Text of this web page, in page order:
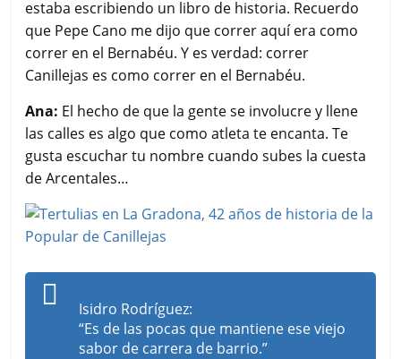
estaba escribiendo un libro de historia. Recuerdo
que Pepe Cano me dijo que correr aquí era como
correr en el Bernabéu. Y es verdad: correr
Canillejas es como correr en el Bernabéu.
Ana: El hecho de que la gente se involucre y llene
las calles es algo que como atleta te encanta. Te
gusta escuchar tu nombre cuando subes la cuesta
de Arcentales…
Isidro Rodríguez:
“Es de las pocas que mantiene ese viejo
sabor de carrera de barrio.”